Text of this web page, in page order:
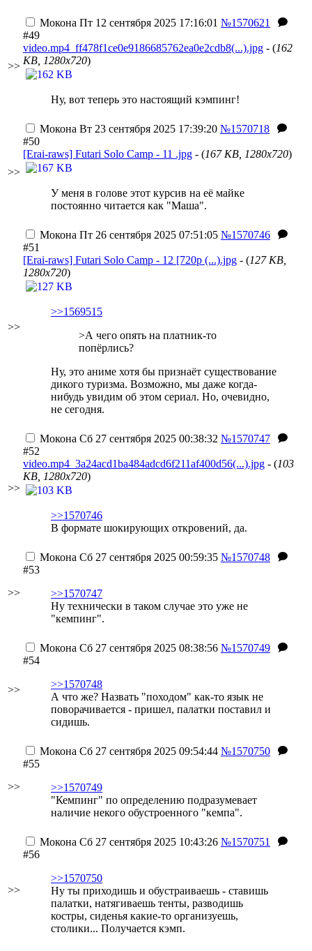
>>
Мокона Пт 12 сентября 2025 17:16:01 №1570621
#49
video.mp4_ff478f1ce0e9186685762ea0e2cdb8(...).jpg - (162
KB, 1280x720)
Ну, вот теперь это настоящий кэмпинг!
>>
Мокона Вт 23 сентября 2025 17:39:20 №1570718
#50
[Erai-raws] Futari Solo Camp - 11 .jpg - (167 KB, 1280x720)
У меня в голове этот курсив на её майке
постоянно читается как "Маша".
>>
Мокона Пт 26 сентября 2025 07:51:05 №1570746
#51
[Erai-raws] Futari Solo Camp - 12 [720p (...).jpg - (127 KB,
1280x720)
>>1569515
>А чего опять на платник-то
попёрлись?
Ну, это аниме хотя бы признаёт существование
дикого туризма. Возможно, мы даже когда-
нибудь увидим об этом сериал. Но, очевидно,
не сегодня.
>>
Мокона Сб 27 сентября 2025 00:38:32 №1570747
#52
video.mp4_3a24acd1ba484adcd6f211af400d56(...).jpg - (103
KB, 1280x720)
>>1570746
В формате шокирующих откровений, да.
>>
Мокона Сб 27 сентября 2025 00:59:35 №1570748
#53
>>1570747
Ну технически в таком случае это уже не
"кемпинг".
>>
Мокона Сб 27 сентября 2025 08:38:56 №1570749
#54
>>1570748
А что же? Назвать "походом" как-то язык не
поворачивается - пришел, палатки поставил и
сидишь.
>>
Мокона Сб 27 сентября 2025 09:54:44 №1570750
#55
>>1570749
"Кемпинг" по определению подразумевает
наличие некого обустроенного "кемпа".
>>
Мокона Сб 27 сентября 2025 10:43:26 №1570751
#56
>>1570750
Ну ты приходишь и обустраиваешь - ставишь
палатки, натягиваешь тенты, разводишь
костры, сиденья какие-то организуешь,
столики... Получается кэмп.